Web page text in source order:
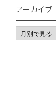
アーカイブ